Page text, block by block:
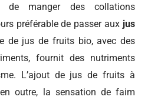
de manger des collations
préférable de passer aux jus
de jus de fruits bio, avec des
fournit des nutriments
L’ajout de jus de fruits à
outre, la sensation de faim